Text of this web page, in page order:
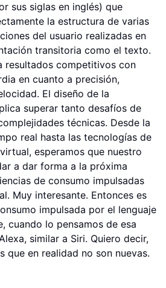
sus siglas en inglés) que
la estructura de varias
del usuario realizadas en
transitoria como el texto.
resultados competitivos con
en cuanto a precisión,
El diseño de la
superar tanto desafíos de
técnicas. Desde la
real hasta las tecnologías de
esperamos que nuestro
a dar forma a la próxima
de consumo impulsadas
Muy interesante. Entonces es
impulsada por el lenguaje
cuando lo pensamos de esa
similar a Siri. Quiero decir,
que en realidad no son nuevas.